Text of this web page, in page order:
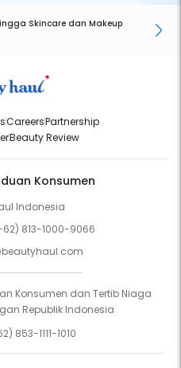
Skincare dan Makeup
CareersPartnership
Beauty Review
Konsumen
Indonesia
813-1000-9066
Konsumen dan Tertib Niaga
Republik Indonesia
853-1111-1010